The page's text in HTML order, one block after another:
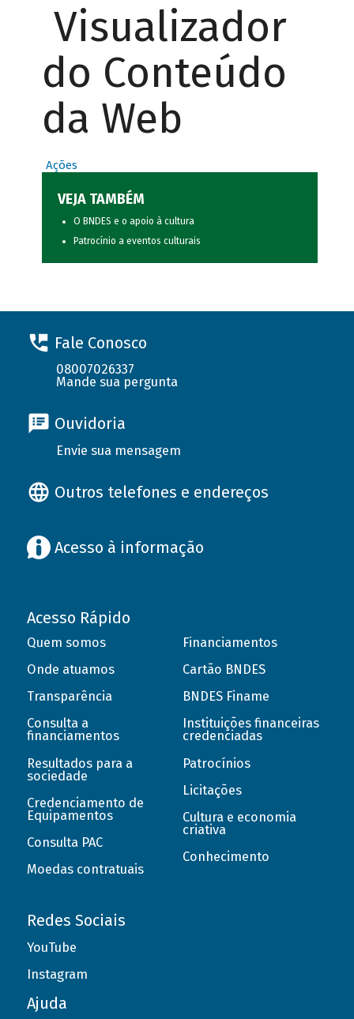
Visualizador
do Conteúdo
da Web
Ações
VEJA TAMBÉM
O BNDES e o apoio à cultura
Patrocínio a eventos culturais
Fale Conosco
08007026337
Mande sua pergunta
Ouvidoria
Envie sua mensagem
Outros telefones e endereços
Acesso à informação
Acesso Rápido
Quem somos
Onde atuamos
Transparência
Consulta a
financiamentos
Resultados para a
sociedade
Credenciamento de
Equipamentos
Consulta PAC
Moedas contratuais
Financiamentos
Cartão BNDES
BNDES Finame
Instituições financeiras
credenciadas
Patrocínios
Licitações
Cultura e economia
criativa
Conhecimento
Redes Sociais
YouTube
Instagram
Ajuda